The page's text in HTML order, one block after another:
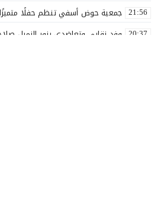
21:56 جمعية حوض أسفي تنظم حفلًا متميزًا
20:37 وفد نقابي وتعاضدي يزور الزميل